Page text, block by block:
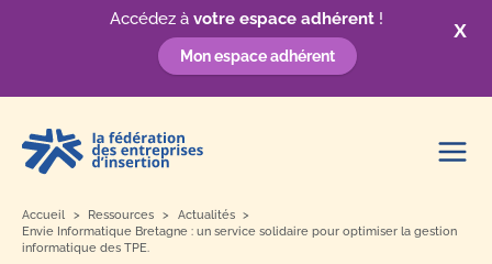
X
Accédez à votre espace adhérent!
Mon espace adhérent
contenu
Accueil Ressources
Actualités
Envie Informatique Bretagne : un service solidaire pour optimiser la gestion
informatique des TPE.